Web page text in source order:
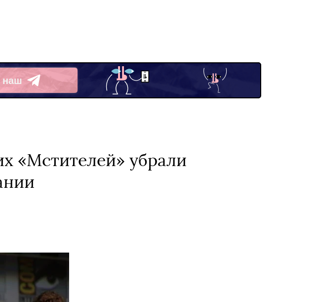
наш
«Мстителей» убрали